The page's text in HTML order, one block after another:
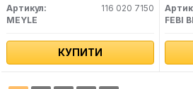
Артикул:
116 020 7150
MEYLE
КУПИТИ